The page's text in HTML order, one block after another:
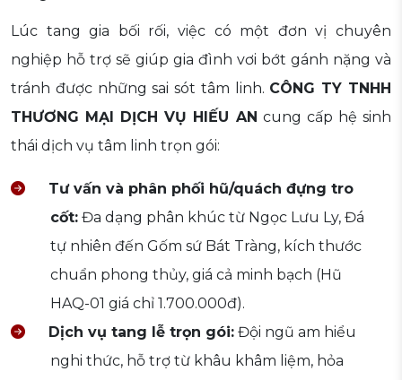
Lúc tang gia bối rối, việc có một đơn vị chuyên
nghiệp hỗ trợ sẽ giúp gia đình vơi bớt gánh nặng và
tránh được những sai sót tâm linh. CÔNG TY TNHH
THƯƠNG MẠI DỊCH VỤ HIẾU AN cung cấp hệ sinh
thái dịch vụ tâm linh trọn gói:
Tư vấn và phân phối hũ/quách đựng tro
cốt: Đa dạng phân khúc từ Ngọc Lưu Ly, Đá
tự nhiên đến Gốm sứ Bát Tràng, kích thước
chuẩn phong thủy, giá cả minh bạch (Hũ
HAQ-01 giá chỉ 1.700.000đ).
Dịch vụ tang lễ trọn gói: Đội ngũ am hiểu
nghi thức, hỗ trợ từ khâu khâm liệm, hỏa